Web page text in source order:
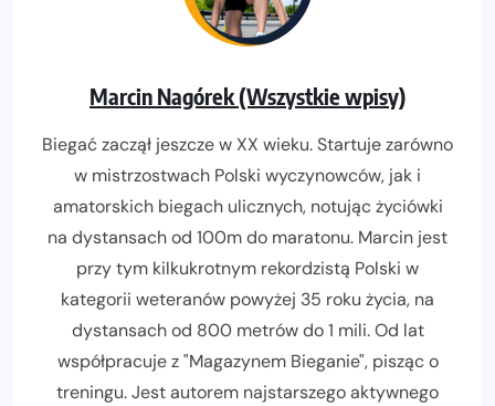
Marcin Nagórek (Wszystkie wpisy)
Biegać zaczął jeszcze w XX wieku. Startuje zarówno
w mistrzostwach Polski wyczynowców, jak i
amatorskich biegach ulicznych, notując życiówki
na dystansach od 100m do maratonu. Marcin jest
przy tym kilkukrotnym rekordzistą Polski w
kategorii weteranów powyżej 35 roku życia, na
dystansach od 800 metrów do 1 mili. Od lat
współpracuje z "Magazynem Bieganie", pisząc o
treningu. Jest autorem najstarszego aktywnego